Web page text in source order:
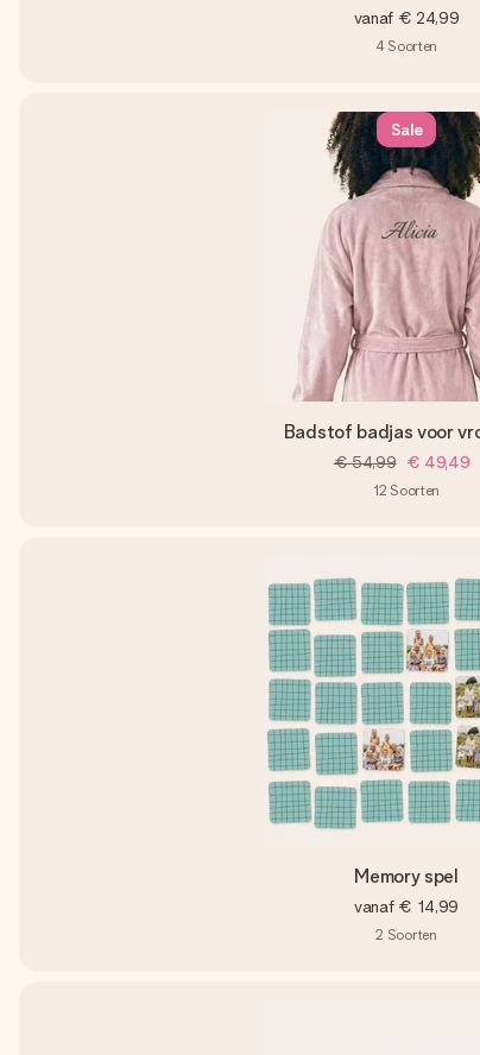
vanaf € 24,99
4 Soorten
Sale
Badstof badjas voor
€ 54,99 € 49,49
12 Soorten
Memory spel
vanaf € 14,99
2 Soorten